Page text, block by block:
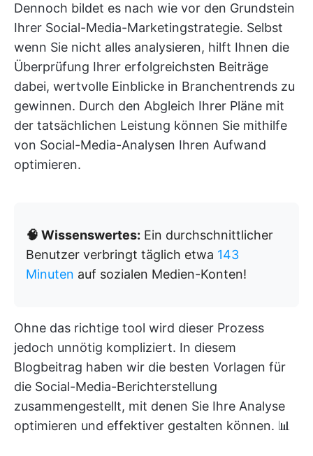
Dennoch bildet es nach wie vor den Grundstein
Ihrer Social-Media-Marketingstrategie. Selbst
wenn Sie nicht alles analysieren, hilft Ihnen die
Überprüfung Ihrer erfolgreichsten Beiträge
dabei, wertvolle Einblicke in Branchentrends zu
gewinnen. Durch den Abgleich Ihrer Pläne mit
der tatsächlichen Leistung können Sie mithilfe
von Social-Media-Analysen Ihren Aufwand
optimieren.
🧠 Wissenswertes: Ein durchschnittlicher
Benutzer verbringt täglich etwa 143
Minuten auf sozialen Medien-Konten!
Ohne das richtige tool wird dieser Prozess
jedoch unnötig kompliziert. In diesem
Blogbeitrag haben wir die besten Vorlagen für
die Social-Media-Berichterstellung
zusammengestellt, mit denen Sie Ihre Analyse
optimieren und effektiver gestalten können. 📊